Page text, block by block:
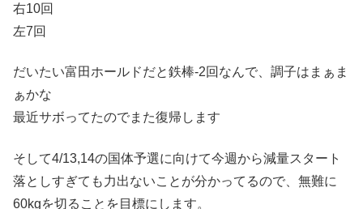
右10回
左7回
だいたい富田ホールドだと鉄棒-2回なんで、調子はまぁま
ぁかな
最近サボってたのでまた復帰します
そして4/13,14の国体予選に向けて今週から減量スタート
落としすぎても力出ないことが分かってるので、無難に
60kgを切ることを目標にします。